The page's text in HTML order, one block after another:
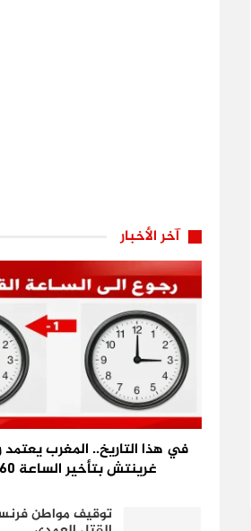
آخر الأخبار
في هذا التاريخ.. المغرب
غرينتش بتأخير الساعة 60 دقيقة
توقيف مواطن